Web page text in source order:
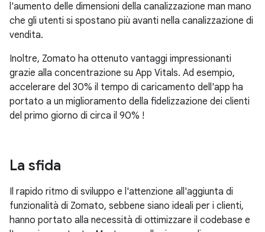
l'aumento delle dimensioni della canalizzazione man mano
che gli utenti si spostano più avanti nella canalizzazione di
vendita.
Inoltre, Zomato ha ottenuto vantaggi impressionanti
grazie alla concentrazione su App Vitals. Ad esempio,
accelerare del 30% il tempo di caricamento dell'app ha
portato a un miglioramento della fidelizzazione dei clienti
del primo giorno di circa il 90% !
La sfida
Il rapido ritmo di sviluppo e l'attenzione all'aggiunta di
funzionalità di Zomato, sebbene siano ideali per i clienti,
hanno portato alla necessità di ottimizzare il codebase e